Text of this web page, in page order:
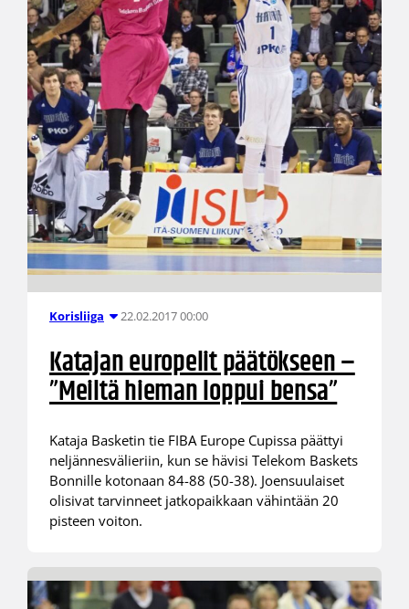
Korisliiga 22.02.2017 00:00
Katajan europelit päätökseen –
”Meiltä hieman loppui bensa”
Kataja Basketin tie FIBA Europe Cupissa päättyi
neljännesvälieriin, kun se hävisi Telekom Baskets
Bonnille kotonaan 84-88 (50-38). Joensuulaiset
olisivat tarvinneet jatkopaikkaan vähintään 20
pisteen voiton.